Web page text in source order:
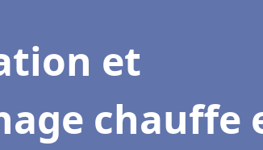
et
chauffe